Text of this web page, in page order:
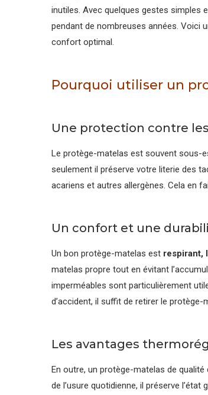
inutiles. Avec quelques gestes simples
pendant de nombreuses années. Voici
confort optimal.
Pourquoi utiliser un
Une protection contre
Le protège-matelas est souvent sous-
seulement il préserve votre literie des
acariens et autres allergènes. Cela en
Un confort et une
Un bon protège-matelas est respirant,
matelas propre tout en évitant
imperméables sont particulièrement
d’accident, il suffit de retirer le
Les avantages
En outre, un protège-matelas de
de l’usure quotidienne, il préserve